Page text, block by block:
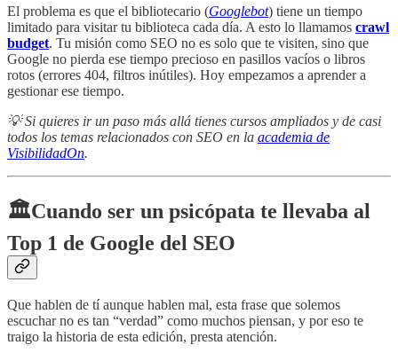
El problema es que el bibliotecario (Googlebot) tiene un tiempo
limitado para visitar tu biblioteca cada día. A esto lo llamamos crawl
budget. Tu misión como SEO no es solo que te visiten, sino que
Google no pierda ese tiempo precioso en pasillos vacíos o libros
rotos (errores 404, filtros inútiles). Hoy empezamos a aprender a
gestionar ese tiempo.
💡 Si quieres ir un paso más allá tienes cursos ampliados y de casi
todos los temas relacionados con SEO en la academia de
VisibilidadOn.
🏛️Cuando ser un psicópata te llevaba al
Top 1 de Google del SEO
Que hablen de tí aunque hablen mal, esta frase que solemos
escuchar no es tan “verdad” como muchos piensan, y por eso te
traigo la historia de esta edición, presta atención.